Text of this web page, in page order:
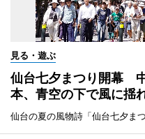
見る・遊ぶ
仙台七夕まつり開幕
本、青空の下で風に揺
仙台の夏の風物詩「仙台七夕ま